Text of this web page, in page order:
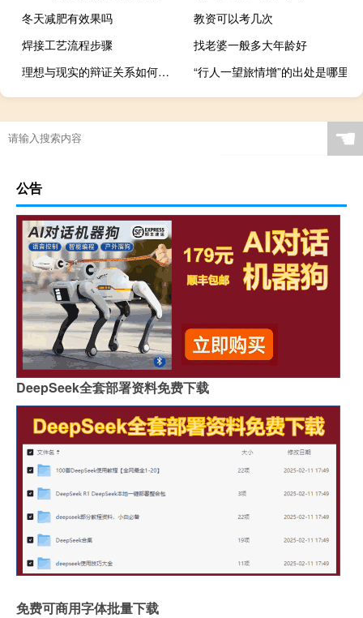
冬天减肥有效果吗
教资可以考几次
焊接工艺流程步骤
找老婆一般多大年龄好
理想与现实的辩证关系如何（理想与现实的辩证关系）
“行人一望旅情增”的出处是哪里
☚
公告
DeepSeek全套部署资料免费下载
免费可商用字体批量下载